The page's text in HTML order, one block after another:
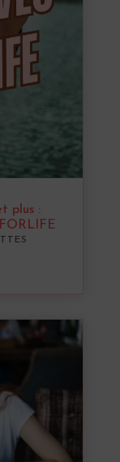
plus :